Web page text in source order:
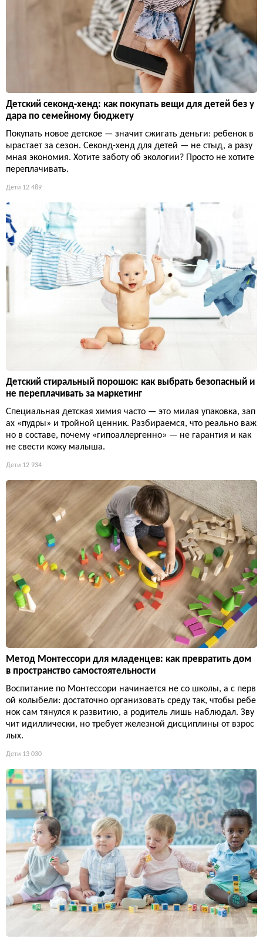
Детский секонд-хенд: как покупать вещи для детей без у
дара по семейному бюджету
Покупать новое детское — значит сжигать деньги: ребенок в
ырастает за сезон. Секонд-хенд для детей — не стыд, а разу
мная экономия. Хотите заботу об экологии? Просто не хотите
переплачивать.
Дети 12 489
Детский стиральный порошок: как выбрать безопасный и
не переплачивать за маркетинг
Специальная детская химия часто — это милая упаковка, зап
ах «пудры» и тройной ценник. Разбираемся, что реально важ
но в составе, почему «гипоаллергенно» — не гарантия и как
не свести кожу малыша.
Дети 12 934
Метод Монтессори для младенцев: как превратить дом
в пространство самостоятельности
Воспитание по Монтессори начинается не со школы, а с перв
ой колыбели: достаточно организовать среду так, чтобы ребе
нок сам тянулся к развитию, а родитель лишь наблюдал. Зву
чит идиллически, но требует железной дисциплины от взрос
лых.
Дети 13 030